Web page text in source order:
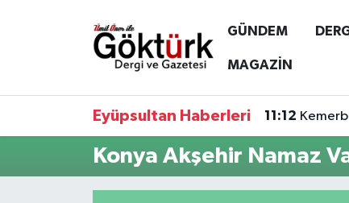
GÜNDEM
MAGAZİN
Eyüpsultan Haberleri 11:12
Konya Akşehir Namaz
Anne Çocuk
Eyüpsultan Hava Durumu